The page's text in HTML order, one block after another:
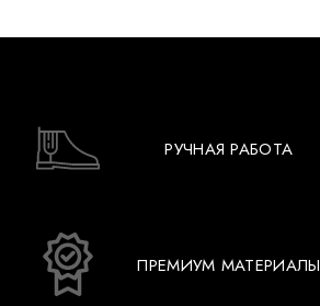
РУЧНАЯ РАБОТА
ПРЕМИУМ МАТЕРИАЛЫ